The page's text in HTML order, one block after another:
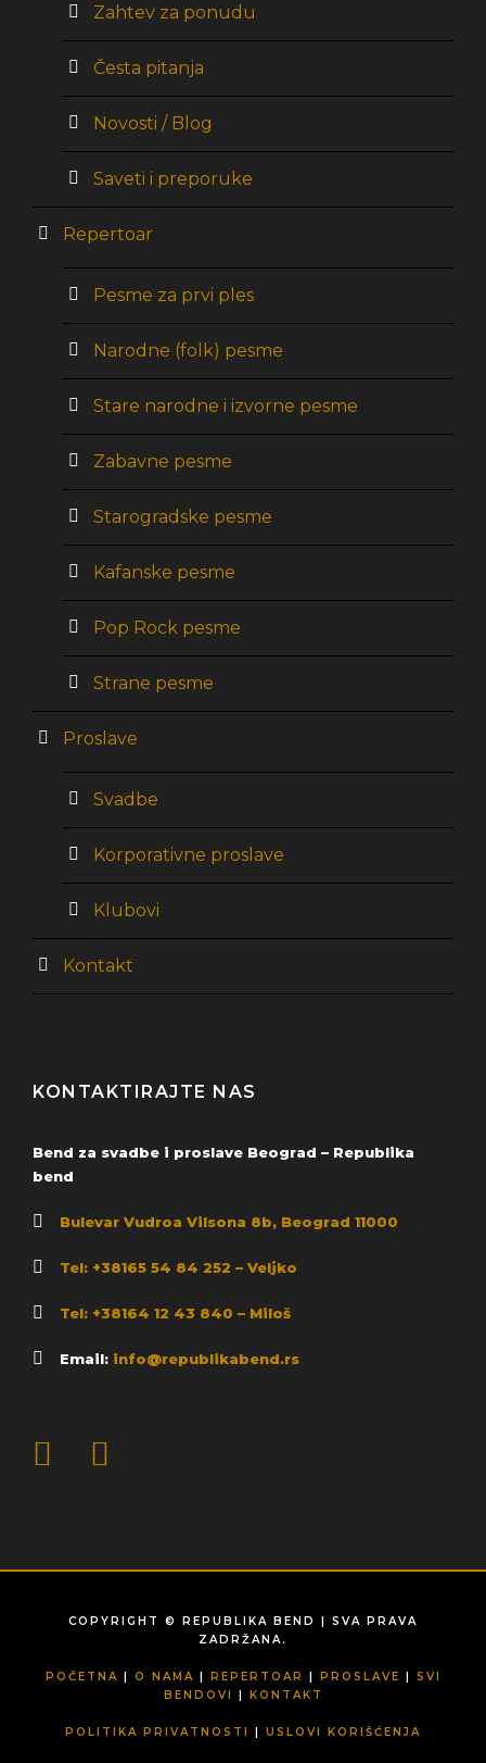
Zahtev za ponudu
Česta pitanja
Novosti / Blog
Saveti i preporuke
Repertoar
Pesme za prvi ples
Narodne (folk) pesme
Stare narodne i izvorne pesme
Zabavne pesme
Starogradske pesme
Kafanske pesme
Pop Rock pesme
Strane pesme
Proslave
Svadbe
Korporativne proslave
Klubovi
Kontakt
KONTAKTIRAJTE NAS
Bend za svadbe i proslave Beograd – Republika
bend
Bulevar Vudroa Vilsona 8b, Beograd 11000
Tel: +38165 54 84 252 – Veljko
Tel: +38164 12 43 840 – Miloš
Email: info@republikabend.rs
COPYRIGHT © REPUBLIKA BEND | SVA PRAVA
ZADRŽANA.
POČETNA | O NAMA | REPERTOAR | PROSLAVE | SVI
BENDOVI
| KONTAKT
POLITIKA PRIVATNOSTI | USLOVI KORIŠĆENJA